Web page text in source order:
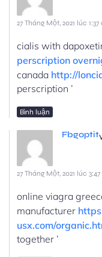
27 Tháng Một, 2021 lúc
cialis with
perscription
canada http://
perscription ’
Bình luận
Fbgoptit
27 Tháng Một, 2021 lúc
online viagra
manufacturer
usx.com/
together ’